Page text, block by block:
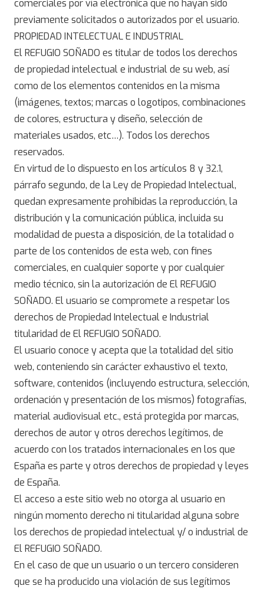
comerciales por vía electrónica que no hayan sido
previamente solicitados o autorizados por el usuario.
PROPIEDAD INTELECTUAL E INDUSTRIAL
El REFUGIO SOÑADO es titular de todos los derechos
de propiedad intelectual e industrial de su web, así
como de los elementos contenidos en la misma
(imágenes, textos; marcas o logotipos, combinaciones
de colores, estructura y diseño, selección de
materiales usados, etc…). Todos los derechos
reservados.
En virtud de lo dispuesto en los artículos 8 y 32.1,
párrafo segundo, de la Ley de Propiedad Intelectual,
quedan expresamente prohibidas la reproducción, la
distribución y la comunicación pública, incluida su
modalidad de puesta a disposición, de la totalidad o
parte de los contenidos de esta web, con fines
comerciales, en cualquier soporte y por cualquier
medio técnico, sin la autorización de El REFUGIO
SOÑADO. El usuario se compromete a respetar los
derechos de Propiedad Intelectual e Industrial
titularidad de El REFUGIO SOÑADO.
El usuario conoce y acepta que la totalidad del sitio
web, conteniendo sin carácter exhaustivo el texto,
software, contenidos (incluyendo estructura, selección,
ordenación y presentación de los mismos) fotografías,
material audiovisual etc., está protegida por marcas,
derechos de autor y otros derechos legítimos, de
acuerdo con los tratados internacionales en los que
España es parte y otros derechos de propiedad y leyes
de España.
El acceso a este sitio web no otorga al usuario en
ningún momento derecho ni titularidad alguna sobre
los derechos de propiedad intelectual y/ o industrial de
El REFUGIO SOÑADO.
En el caso de que un usuario o un tercero consideren
que se ha producido una violación de sus legítimos